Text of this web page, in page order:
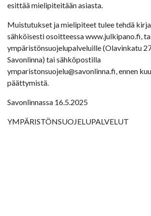
esittää mielipiteitään asiasta.
Muistutukset ja mielipiteet tulee tehdä
sähköisesti osoitteessa www.julkipano.fi,
ympäristönsuojelupalveluille (Olavinkatu
Savonlinna) tai sähköpostilla
ymparistonsuojelu@savonlinna.fi, ennen
päättymistä.
Savonlinnassa 16.5.2025
YMPÄRISTÖNSUOJELUPALVELUT